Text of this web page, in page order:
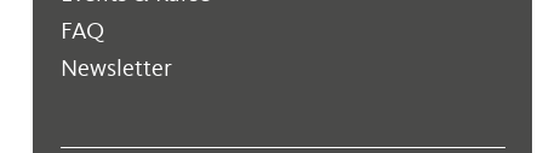
FAQ
Newsletter